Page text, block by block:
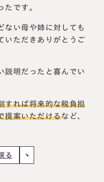
たです。
ない母や姉に対しても
いただきありがとうご
説明だったと喜んでい
すれば将来的な税負担
提案いただけるなど、
る